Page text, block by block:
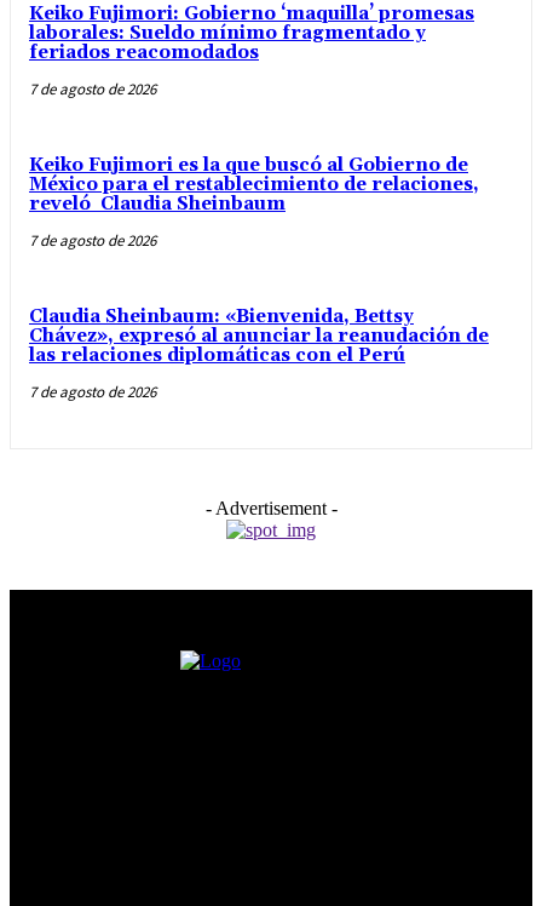
Keiko Fujimori: Gobierno ‘maquilla’ promesas
laborales: Sueldo mínimo fragmentado y
feriados reacomodados
7 de agosto de 2026
Keiko Fujimori es la que buscó al Gobierno de
México para el restablecimiento de relaciones,
reveló Claudia Sheinbaum
7 de agosto de 2026
Claudia Sheinbaum: «Bienvenida, Bettsy
Chávez», expresó al anunciar la reanudación de
las relaciones diplomáticas con el Perú
7 de agosto de 2026
- Advertisement -